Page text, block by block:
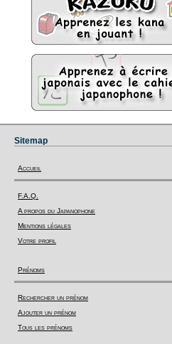
Sitemap
Accueil
F.A.Q.
A propos du Japanophone
Mentions légales
Votre profil
Prénoms
Rechercher un prénom
Ajouter un prénom
Tous les prénoms